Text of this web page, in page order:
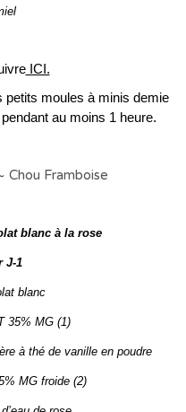
ICI.
petits moules à minis demie
au moins 1 heure.
blanc à la rose
J-1
blanc
35% MG (1)
à thé de vanille en poudre
MG froide (2)